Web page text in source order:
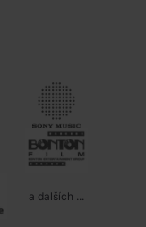
a dalších ...